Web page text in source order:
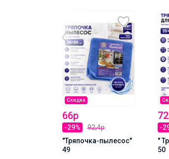
Скидка
66р
-29%
92,4р
"Тряпочка-пылесос"
49
-
"
50